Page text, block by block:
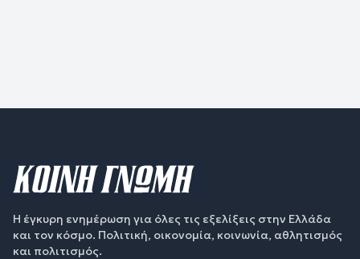
Η έγκυρη ενημέρωση για όλες τις εξελίξεις στην Ελλάδα
και τον κόσμο. Πολιτική, οικονομία, κοινωνία, αθλητισμός
και πολιτισμός.